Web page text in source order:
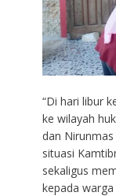
“Di hari libur
ke wilayah
dan
situasi
sekaligus
kepada